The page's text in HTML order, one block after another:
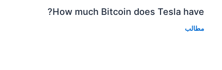
How much Bitcoin does Tesla have?
مطالب